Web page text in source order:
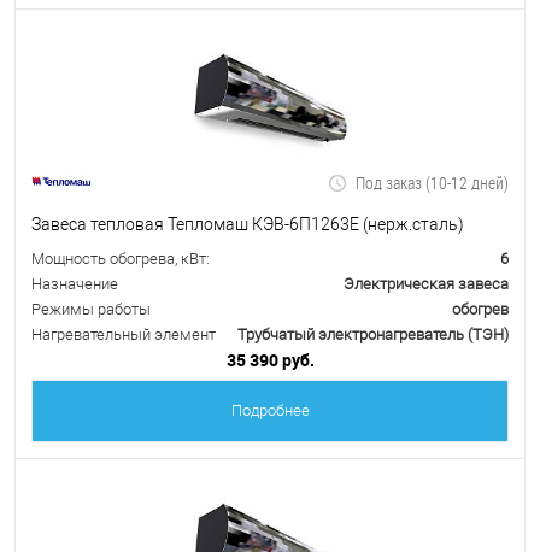
Под заказ (10-12 дней)
Завеса тепловая Тепломаш КЭВ-6П1263Е (нерж.сталь)
Мощность обогрева, кВт:
6
Назначение
Электрическая завеса
Режимы работы
обогрев
Нагревательный элемент
Трубчатый электронагреватель (ТЭН)
35 390 руб.
Подробнее